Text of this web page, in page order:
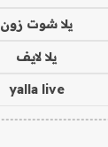
يلا شوت زون
يلا لايف
yalla live